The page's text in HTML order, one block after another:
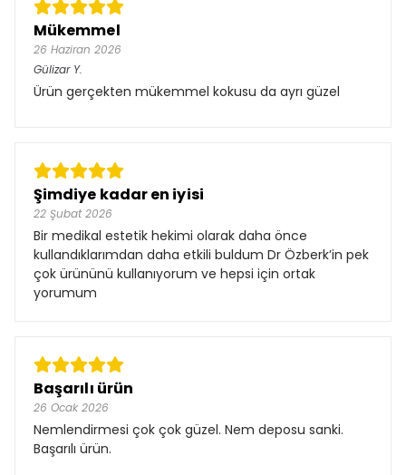
Mükemmel
26 Haziran 2026
Gülizar Y.
Ürün gerçekten mükemmel kokusu da ayrı güzel
Şimdiye kadar en iyisi
22 Şubat 2026
Bir medikal estetik hekimi olarak daha önce
kullandıklarımdan daha etkili buldum Dr Özberk’in pek
çok ürününü kullanıyorum ve hepsi için ortak
yorumum
Başarılı ürün
26 Ocak 2026
Nemlendirmesi çok çok güzel. Nem deposu sanki.
Başarılı ürün.